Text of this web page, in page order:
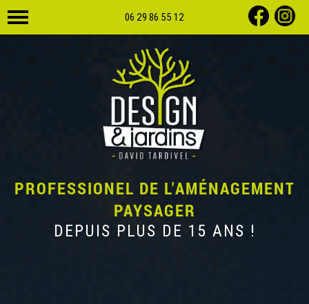
06 29 86 55 12
PROFESSIONEL DE L'AMÉNAGEMENT
PAYSAGER
DEPUIS PLUS DE 15 ANS !